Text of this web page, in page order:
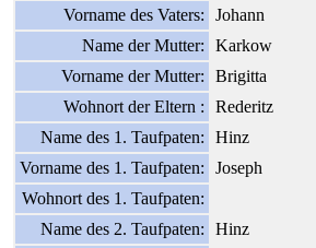
Vorname des Vaters:
Johann
Name der Mutter:
Karkow
Vorname der Mutter:
Brigitta
Wohnort der Eltern :
Rederitz
Name des 1. Taufpaten:
Hinz
Vorname des 1. Taufpaten:
Joseph
Wohnort des 1. Taufpaten:
Name des 2. Taufpaten:
Hinz